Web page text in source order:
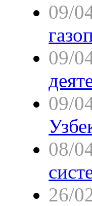
09/
09/
09/
08/
26/